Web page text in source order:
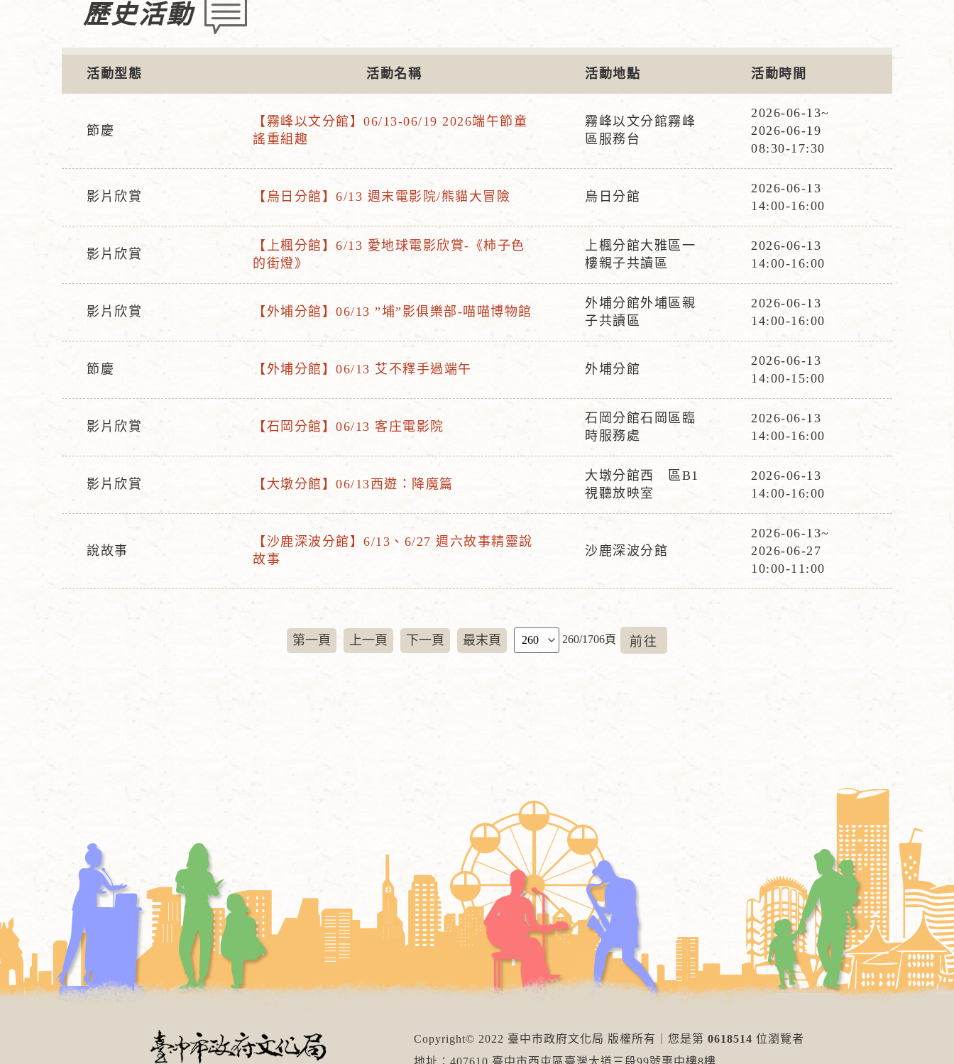
歷史活動
活動型態 活動名稱 活動地點 活動時間
態
節慶
活
名
稱
【霧峰以文分館】06/13-06/19 2026端午節童
謠重組趣
活
地
點
霧峰以文分館霧峰
區服務台
活
動
間
2026-06-13~
2026-06-19
08:30-17:30
動
型
影片欣賞
動
名
稱
【烏日分館】6/13 週末電影院/熊貓大冒險
動
地
點
烏日分館
活
時
間
2026-06-13
14:00-16:00
動
型
影片欣賞
活
稱
【上楓分館】6/13 愛地球電影欣賞-《柿子色
的街燈》
活
地
點
上楓分館大雅區一
樓親子共讀區
活
時
間
2026-06-13
14:00-16:00
動
型
影片欣賞
動
名
【外埔分館】06/13 ”埔”影俱樂部-喵喵博物館
活
點
外埔分館外埔區親
子共讀區
活
時
間
2026-06-13
14:00-16:00
動
型
節慶
動
名
【外埔分館】06/13 艾不釋手過端午
動
地
點
外埔分館
活
時
間
2026-06-13
14:00-15:00
動
型
影片欣賞
動
名
【石岡分館】06/13 客庄電影院
活
地
點
石岡分館石岡區臨
時服務處
活
時
間
2026-06-13
14:00-16:00
動
態
影片欣賞
動
名
稱
【大墩分館】06/13西遊：降魔篇
活
點
大墩分館西 區B1
視聽放映室
活
時
間
2026-06-13
14:00-16:00
說故事
活
名
【沙鹿深波分館】6/13、6/27 週六故事精靈說
故事
沙鹿深波分館
活
動
2026-06-13~
2026-06-27
10:00-11:00
第一頁 上一頁 下一頁 最末頁 頁
260/1706頁
往
Copyright© 2022 臺中市政府文化局 版權所有 ｜您是第 0618514 位瀏覽者
地址：407610 臺中市西屯區臺灣大道三段99號惠中樓8樓